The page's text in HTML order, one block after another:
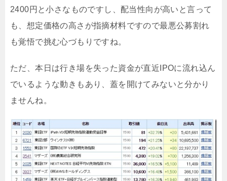
2400円と小さなものですし、配当性向が高いと言って
も、想定価格の高さが指摘材料ですので最悪公募割れ
も覚悟で挑む心づもりですね。
ただ、本日は行き場を失った資金が直近IPOに流れ込ん
でいるような動きもあり、蓋を開けてみないと分かり
ませんね。